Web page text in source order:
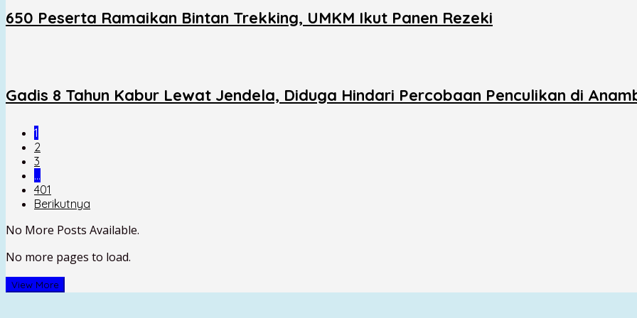
650 Peserta Ramaikan Bintan Trekking, UMKM Ikut Panen Rezeki
Gadis 8 Tahun Kabur Lewat Jendela, Diduga Hindari Percobaan Penculikan di
1
2
3
…
401
Berikutnya
No More Posts Available.
No more pages to load.
View More